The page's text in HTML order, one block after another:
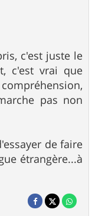
c'est juste le
c'est vrai que
pas non
de faire
étrangère...à